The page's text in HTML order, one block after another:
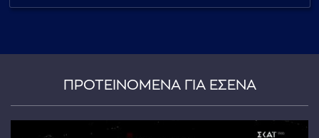
ΠΡΟΤΕΙΝΟΜΕΝΑ ΓΙΑ ΕΣΕΝΑ